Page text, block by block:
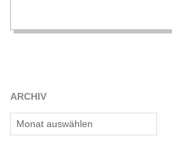
H
M
ARCHIV
Archiv